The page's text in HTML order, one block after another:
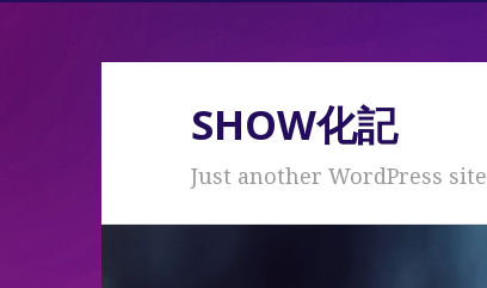
SHOW化記
Just another WordPress site